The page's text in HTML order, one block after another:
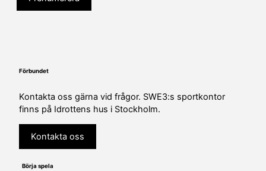
Förbundet
Kontakta oss gärna vid frågor. SWE3:s sportkontor
finns på Idrottens hus i Stockholm.
Kontakta oss
Börja spela